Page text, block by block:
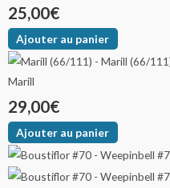
25,00€
Ajouter au panier
Marill
29,00€
Ajouter au panier